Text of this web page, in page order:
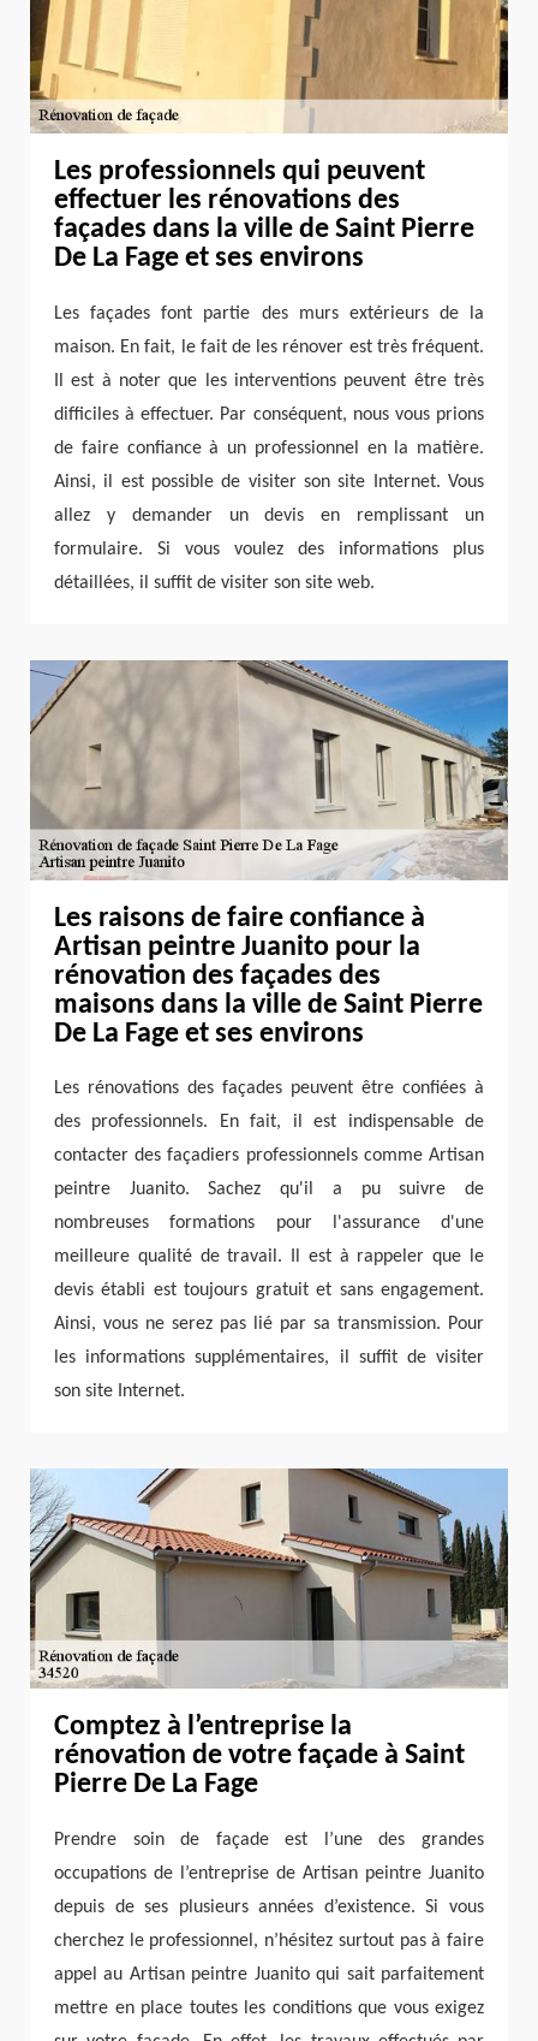
Les professionnels qui peuvent
effectuer les rénovations des
façades dans la ville de Saint Pierre
De La Fage et ses environs
Les façades font partie des murs extérieurs de la
maison. En fait, le fait de les rénover est très fréquent.
Il est à noter que les interventions peuvent être très
difficiles à effectuer. Par conséquent, nous vous prions
de faire confiance à un professionnel en la matière.
Ainsi, il est possible de visiter son site Internet. Vous
allez y demander un devis en remplissant un
formulaire. Si vous voulez des informations plus
détaillées, il suffit de visiter son site web.
Les raisons de faire confiance à
Artisan peintre Juanito pour la
rénovation des façades des
maisons dans la ville de Saint Pierre
De La Fage et ses environs
Les rénovations des façades peuvent être confiées à
des professionnels. En fait, il est indispensable de
contacter des façadiers professionnels comme Artisan
peintre Juanito. Sachez qu'il a pu suivre de
nombreuses formations pour l'assurance d'une
meilleure qualité de travail. Il est à rappeler que le
devis établi est toujours gratuit et sans engagement.
Ainsi, vous ne serez pas lié par sa transmission. Pour
les informations supplémentaires, il suffit de visiter
son site Internet.
Comptez à l’entreprise la
rénovation de votre façade à Saint
Pierre De La Fage
Prendre soin de façade est l’une des grandes
occupations de l’entreprise de Artisan peintre Juanito
depuis de ses plusieurs années d’existence. Si vous
cherchez le professionnel, n’hésitez surtout pas à faire
appel au Artisan peintre Juanito qui sait parfaitement
mettre en place toutes les conditions que vous exigez